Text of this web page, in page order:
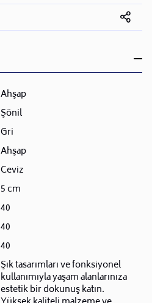
Ahşap
Şönil
Gri
Ahşap
Ceviz
5 cm
40
40
40
Şık tasarımları ve fonksiyonel
kullanımıyla yaşam alanlarınıza
estetik bir dokunuş katın.